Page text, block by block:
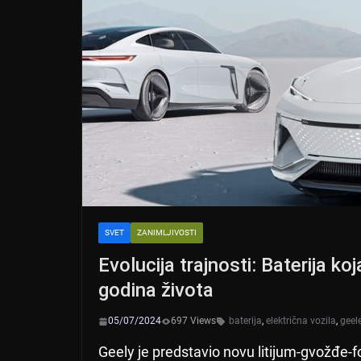
SVET ZANIMLJIVOSTI
Evolucija trajnosti: Baterija
godina života
05/07/2024 697 Views baterija, električna vozila,
Geely je predstavio novu litijum-